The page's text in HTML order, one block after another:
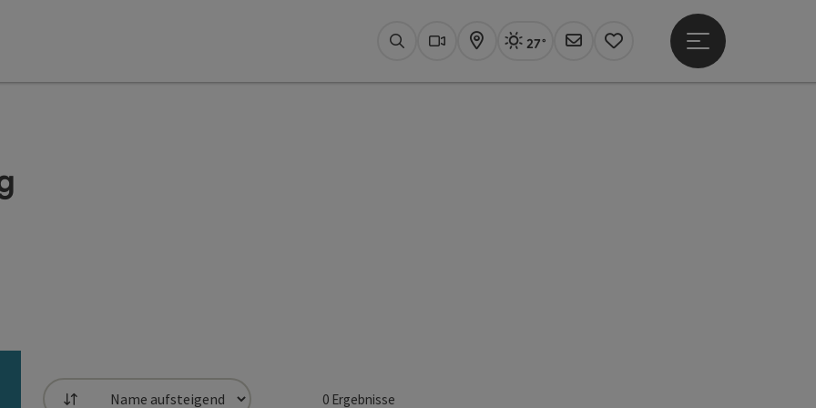
SuchenWebcams
KarteAktuelles Wetter Linz, sonnig
27°
Newsletter
Merkzettel
Hauptmenü öffnen
0Ergebnisse